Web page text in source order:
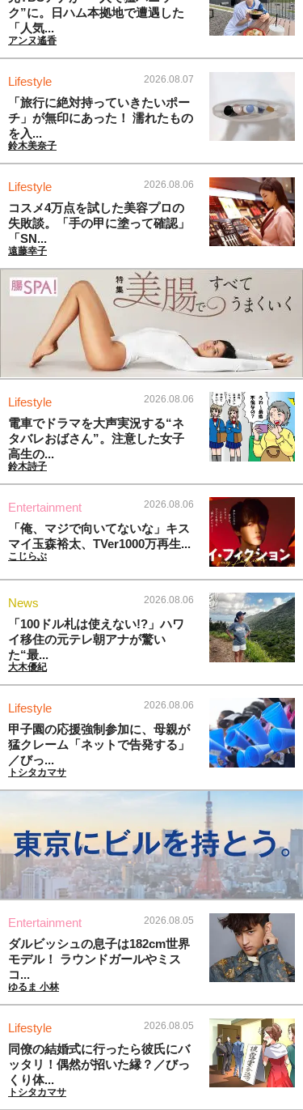
ク”に。日ハム本拠地で遭遇した
「人気...
アンヌ遙香
Lifestyle 2026.08.07
「旅行に絶対持っていきたいポー
チ」が無印にあった！ 濡れたもの
を入...
鈴木美奈子
Lifestyle 2026.08.06
コスメ4万点を試した美容プロの
失敗談。「手の甲に塗って確認」
「SN...
遠藤幸子
Lifestyle 2026.08.06
電車でドラマを大声実況する“ネ
タバレおばさん”。注意した女子
高生の...
鈴木詩子
Entertainment 2026.08.06
「俺、マジで向いてないな」キス
マイ玉森裕太、TVer1000万再生...
こじらぶ
News 2026.08.06
「100ドル札は使えない!?」ハワ
イ移住の元テレ朝アナが驚い
た“最...
大木優紀
Lifestyle 2026.08.06
甲子園の応援強制参加に、母親が
猛クレーム「ネットで告発する」
／びっ...
トシタカマサ
Entertainment 2026.08.05
ダルビッシュの息子は182cm世界
モデル！ ラウンドガールやミス
コ...
ゆるま 小林
Lifestyle 2026.08.05
同僚の結婚式に行ったら彼氏にバ
ッタリ！偶然が招いた縁？／びっ
くり体...
トシタカマサ